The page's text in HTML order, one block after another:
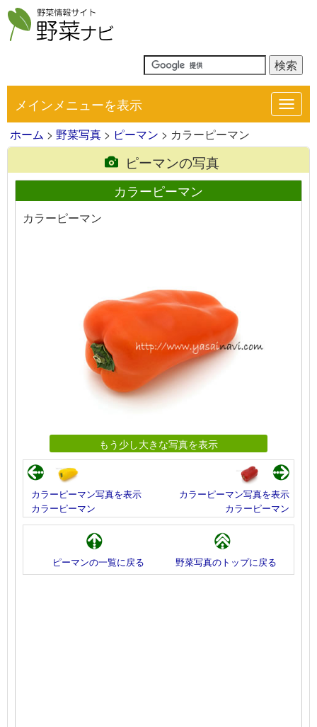
メインメニューを表示
ホーム > 野菜写真 > ピーマン > カラーピーマン
ピーマンの写真
カラーピーマン
カラーピーマン
もう少し大きな写真を表示
カラーピーマン写真を表示
カラーピーマン
カラーピーマン写真を表示
カラーピーマン
ピーマンの一覧に戻る 野菜写真のトップに戻る